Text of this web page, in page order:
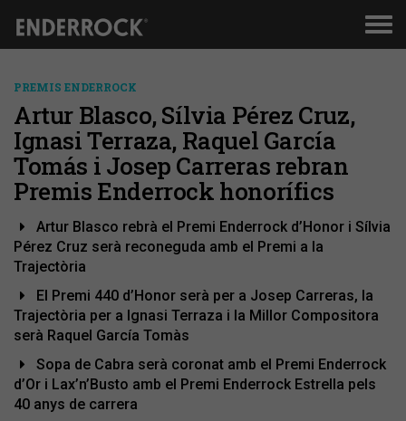
PREMIS ENDERROCK
Artur Blasco, Sílvia Pérez Cruz,
Ignasi Terraza, Raquel García
Tomás i Josep Carreras rebran
Premis Enderrock honorífics
Artur Blasco rebrà el Premi Enderrock d’Honor i Sílvia
Pérez Cruz serà reconeguda amb el Premi a la
Trajectòria
El Premi 440 d’Honor serà per a Josep Carreras, la
Trajectòria per a Ignasi Terraza i la Millor Compositora
serà Raquel García Tomàs
Sopa de Cabra serà coronat amb el Premi Enderrock
d’Or i Lax’n’Busto amb el Premi Enderrock Estrella pels
40 anys de carrera